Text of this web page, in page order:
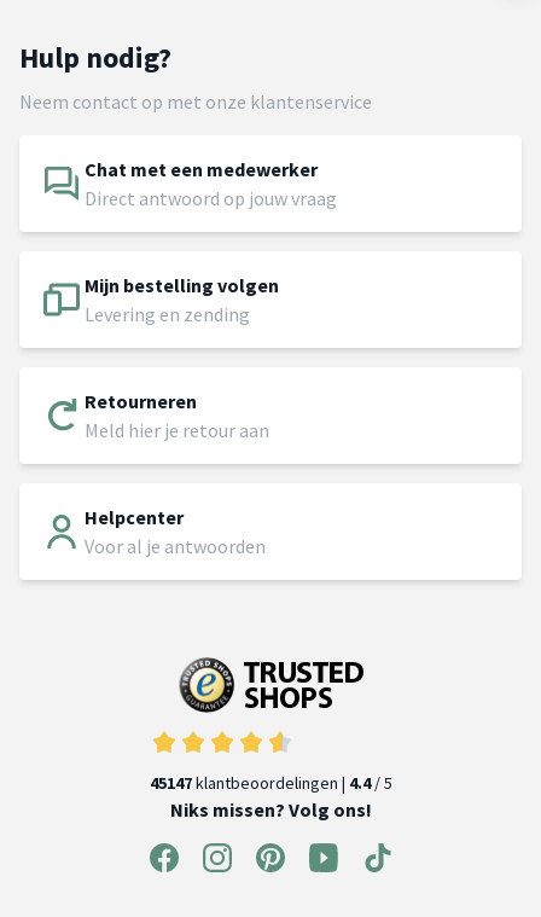
Hulp nodig?
Neem contact op met onze klantenservice
Chat met een medewerker
Direct antwoord op jouw vraag
Mijn bestelling volgen
Levering en zending
Retourneren
Meld hier je retour aan
Helpcenter
Voor al je antwoorden
45147klantbeoordelingen | 4.4/ 5
Niks missen? Volg ons!